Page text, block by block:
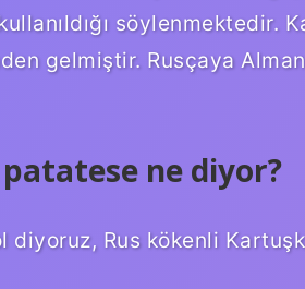
söylenmektedir.
gelmiştir. Rusçaya
ne diyor?
diyoruz, Rus kökenli